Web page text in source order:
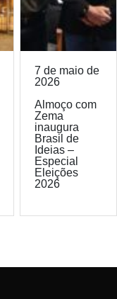
7 de maio de
2026
Almoço com
Zema
inaugura
Brasil de
Ideias –
Especial
Eleições
2026